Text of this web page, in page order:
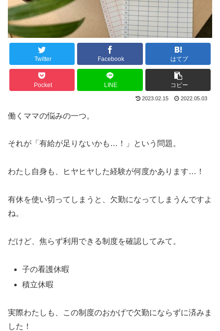
Twitter Facebook はてブ
Pocket LINE コピー
2023.02.15 2022.05.03
働くママの悩みの一つ。
それが「有給が足りないかも…！」という問題。
わたし自身も、ヒヤヒヤした経験が何度かあります…！
有休を使い切ってしまうと、欠勤になってしまうんですよ
ね。
だけど、焦らず利用できる制度を確認してみて。
子の看護休暇
積立休暇
実際わたしも、この制度のおかげで欠勤にならずに済みま
した！